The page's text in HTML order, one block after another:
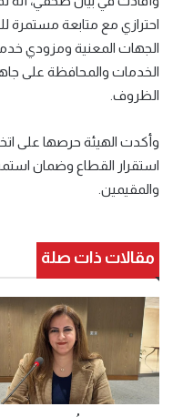
احترازي مع متابعة مستمرة
الجهات المعنية ومزودي
الخدمات والمحافظة على
الظروف.
وأكدت الهيئة حرصها على
استقرار القطاع وضمان
والمقيمين.
مقالات ذات صلة